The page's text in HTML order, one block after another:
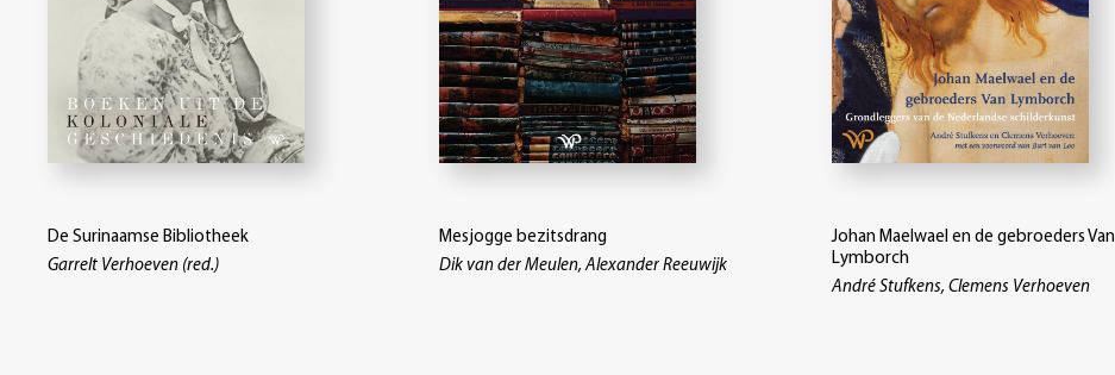
De Surinaamse Bibliotheek
Garrelt Verhoeven (red.)
Mesjogge bezitsdrang
Dik van der Meulen, Alexander Reeuwijk
Johan Maelwael en de gebroeders Van
Lymborch
André Stufkens, Clemens Verhoeven